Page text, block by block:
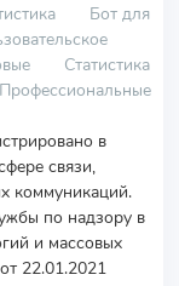
Бот для
Статистика
Профессиональные
в
связи,
коммуникаций.
по надзору в
и массовых
22.01.2021